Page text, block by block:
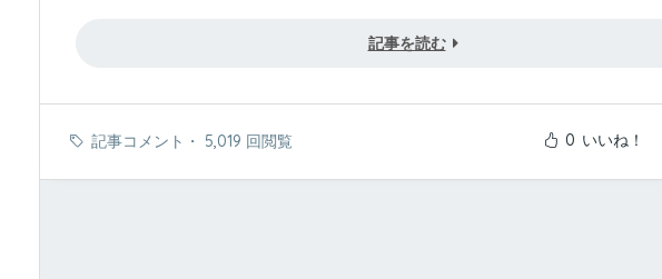
記事を読む
記事コメント ・ 5,019 回閲覧 0 いいね！